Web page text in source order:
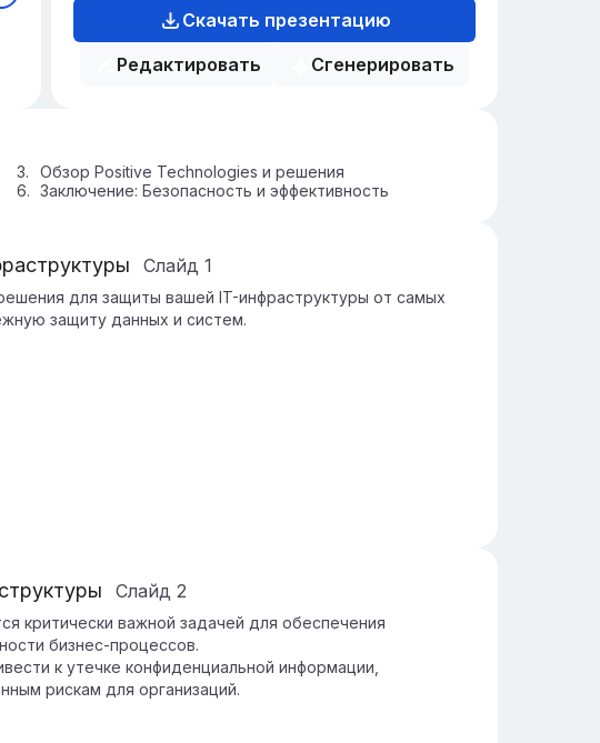
Скачать презентацию
Редактировать
Сгенерировать
Обзор Positive Technologies и решения
Заключение: Безопасность и эффективность
Слайд 1
для защиты вашей IT-инфраструктуры от самых
защиту данных и систем.
Слайд 2
критически важной задачей для обеспечения
бизнес-процессов.
к утечке конфиденциальной информации,
рискам для организаций.